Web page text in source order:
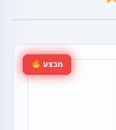
מבצע